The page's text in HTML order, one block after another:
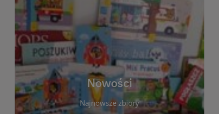
Nowości
Najnowsze zbiory
W tej sekcji prezentujemy najnowsze książki,
audiobooki oraz filmy, które właśnie trafiły do
zbiorów Miejskiej Biblioteki Publicznej w
Starachowicach. Regularnie aktualizujemy listę,
aby Czytelnicy mogli na bieżąco odkrywać świeże
tytuły i najciekawsze premiery wydawnicze. Każda
pozycja opatrzona jest krótkim opisem i
informacją o dostępności w katalogu. Zachęcamy